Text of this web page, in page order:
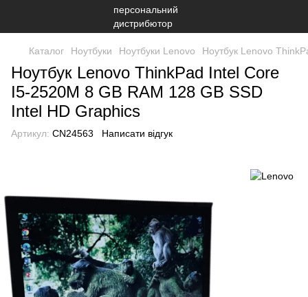
Каталог Ноутбуки Ноутбуки Lenovo Ноутбук Lenovo
Ноутбук Lenovo ThinkPad Intel Core
I5-2520M 8 GB RAM 128 GB SSD
Intel HD Graphics
Артикул: CN24563 Написати відгук